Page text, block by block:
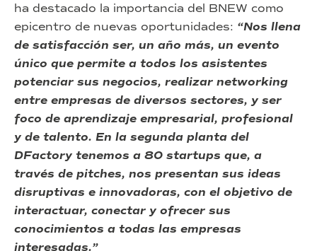
ha destacado la importancia del BNEW como
epicentro de nuevas oportunidades: “Nos llena
de satisfacción ser, un año más, un evento
único que permite a todos los asistentes
potenciar sus negocios, realizar networking
entre empresas de diversos sectores, y ser
foco de aprendizaje empresarial, profesional
y de talento. En la segunda planta del
DFactory tenemos a 80 startups que, a
través de pitches, nos presentan sus ideas
disruptivas e innovadoras, con el objetivo de
interactuar, conectar y ofrecer sus
conocimientos a todas las empresas
interesadas.”